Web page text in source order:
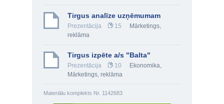
Tirgus analīze uzņēmumam
Prezentācija 15
Mārketings,
reklāma
Tirgus izpēte a/s "Balta"
Prezentācija 10 Ekonomika,
Mārketings, reklāma
Materiālu komplekts Nr. 1142683